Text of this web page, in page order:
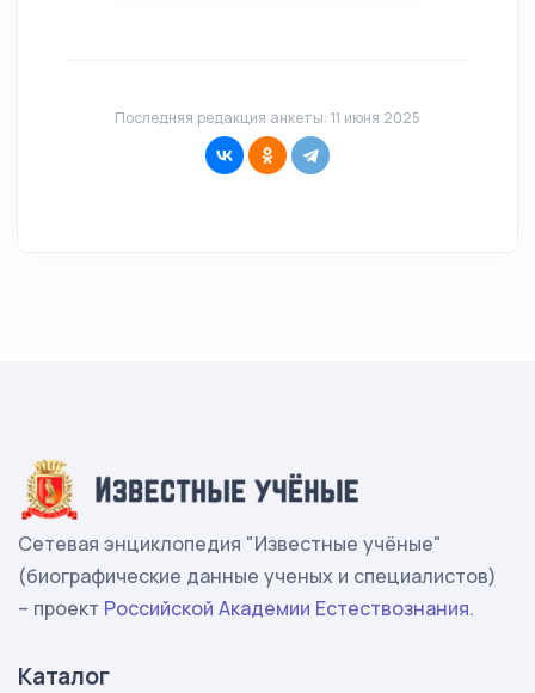
Последняя редакция анкеты: 11 июня 2025
Сетевая энциклопедия "Известные учёные"
(биографические данные ученых и специалистов)
– проект Российской Академии Естествознания.
Каталог